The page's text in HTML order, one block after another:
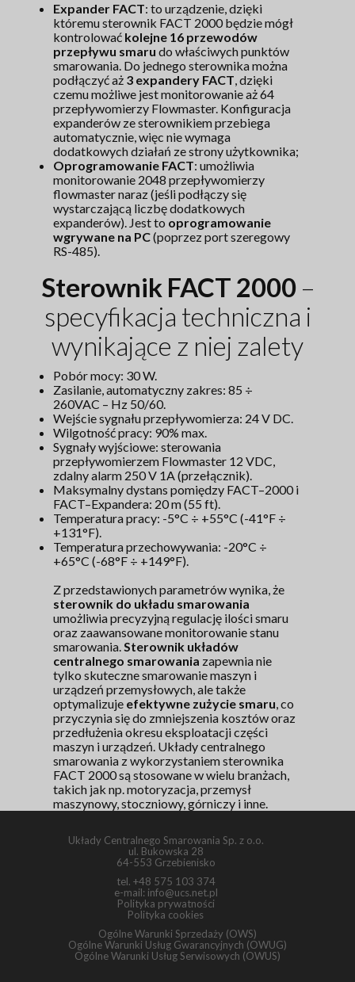
Expander FACT: to urządzenie, dzięki
któremu sterownik FACT 2000 będzie mógł
kontrolować kolejne 16 przewodów
przepływu smaru do właściwych punktów
smarowania. Do jednego sterownika można
podłączyć aż 3 expandery FACT, dzięki
czemu możliwe jest monitorowanie aż 64
przepływomierzy Flowmaster. Konfiguracja
expanderów ze sterownikiem przebiega
automatycznie, więc nie wymaga
dodatkowych działań ze strony użytkownika;
Oprogramowanie FACT: umożliwia
monitorowanie 2048 przepływomierzy
flowmaster naraz (jeśli podłączy się
wystarczającą liczbę dodatkowych
expanderów). Jest to oprogramowanie
wgrywane na PC(poprzez port szeregowy
RS-485).
Sterownik FACT 2000–
specyfikacja techniczna i
wynikające z niej zalety
Pobór mocy: 30 W.
Zasilanie, automatyczny zakres: 85 ÷
260VAC – Hz 50/60.
Wejście sygnału przepływomierza: 24 V DC.
Wilgotność pracy: 90% max.
Sygnały wyjściowe: sterowania
przepływomierzem Flowmaster 12 VDC,
zdalny alarm 250 V 1A (przełącznik).
Maksymalny dystans pomiędzy FACT–2000 i
FACT–Expandera: 20 m (55 ft).
Temperatura pracy: -5°C ÷ +55°C (-41°F ÷
+131°F).
Temperatura przechowywania: -20°C ÷
+65°C (-68°F ÷ +149°F).
Z przedstawionych parametrów wynika, że
sterownik do układu smarowania
umożliwia precyzyjną regulację ilości smaru
oraz zaawansowane monitorowanie stanu
smarowania.Sterownik układów
centralnego smarowania zapewnia nie
tylko skuteczne smarowanie maszyn i
urządzeń przemysłowych, ale także
optymalizuje efektywne zużycie smaru, co
przyczynia się do zmniejszenia kosztów oraz
przedłużenia okresu eksploatacji części
maszyn i urządzeń. Układy centralnego
smarowania z wykorzystaniem sterownika
FACT 2000 są stosowane w wielu branżach,
takich jak np. motoryzacja, przemysł
maszynowy, stoczniowy, górniczy i inne.
Układy Centralnego Smarowania Sp. z o.o.
ul. Bukowska 28
64-553 Grzebienisko
tel. +48 575 103 374
e-mail: info@ucs.net.pl
Polityka prywatności
Polityka cookies
Ogólne Warunki Sprzedaży (OWS)
Ogólne Warunki Usług Gwarancyjnych (OWUG)
Ogólne Warunki Usług Serwisowych (OWUS)